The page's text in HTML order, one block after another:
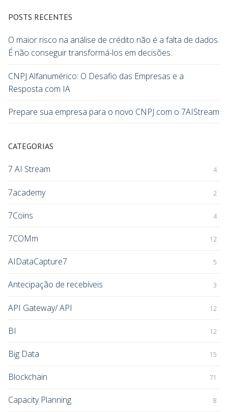
POSTS RECENTES
O maior risco na análise de crédito não é a falta de dados.
É não conseguir transformá-los em decisões.
CNPJ Alfanumérico: O Desafio das Empresas e a
Resposta com IA
Prepare sua empresa para o novo CNPJ com o 7AIStream
CATEGORIAS
7 AI Stream 4
7academy 2
7Coins 4
7COMm 12
AIDataCapture7 5
Antecipação de recebíveis 3
API Gateway/ API 12
BI 12
Big Data 15
Blockchain 71
Capacity Planning 8